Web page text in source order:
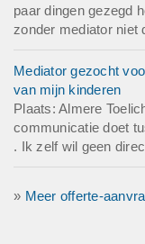
paar dingen gezegd
zonder mediator niet
Mediator gezocht
van mijn kinderen
Plaats: Almere
communicatie doet
. Ik zelf wil geen
» Meer offerte-